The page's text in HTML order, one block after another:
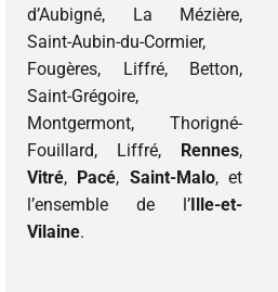
d’Aubigné, La Mézière,
Saint-Aubin-du-Cormier,
Fougères, Liffré, Betton,
Saint-Grégoire,
Montgermont, Thorigné-
Fouillard, Liffré, Rennes,
Vitré, Pacé, Saint-Malo, et
l’ensemble de l’Ille-et-
Vilaine.